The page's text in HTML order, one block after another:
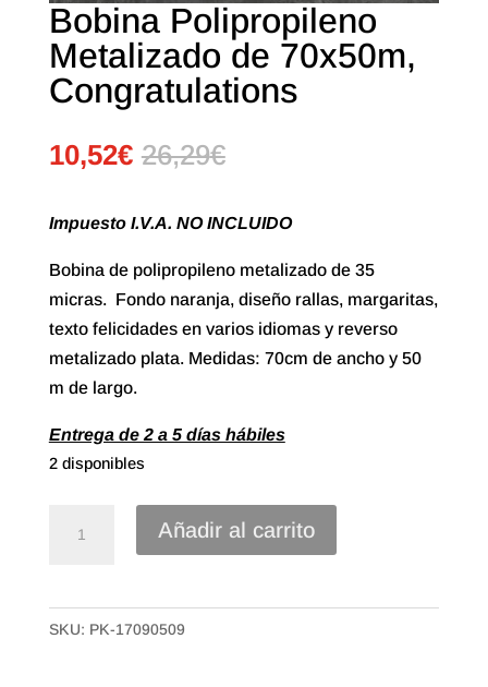
Bobina Polipropileno
Metalizado de 70x50m,
Congratulations
10,52€ 26,29€
Impuesto I.V.A. NO INCLUIDO
Bobina de polipropileno metalizado de 35
micras. Fondo naranja, diseño rallas, margaritas,
texto felicidades en varios idiomas y reverso
metalizado plata. Medidas: 70cm de ancho y 50
m de largo.
Entrega de 2 a 5 días hábiles
2 disponibles
de
70x50m,
Añadir al carrito
SKU: PK-17090509